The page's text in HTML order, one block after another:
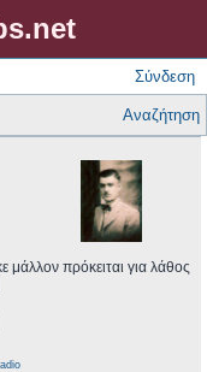
Σύνδεση
Αναζήτηση
μάλλον πρόκειται για λάθος